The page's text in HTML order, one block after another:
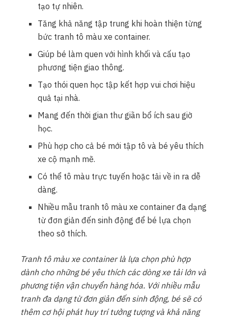
tạo tự nhiên.
Tăng khả năng tập trung khi hoàn thiện từng
bức tranh tô màu xe container.
Giúp bé làm quen với hình khối và cấu tạo
phương tiện giao thông.
Tạo thói quen học tập kết hợp vui chơi hiệu
quả tại nhà.
Mang đến thời gian thư giãn bổ ích sau giờ
học.
Phù hợp cho cả bé mới tập tô và bé yêu thích
xe cộ mạnh mẽ.
Có thể tô màu trực tuyến hoặc tải về in ra dễ
dàng.
Nhiều mẫu tranh tô màu xe container đa dạng
từ đơn giản đến sinh động để bé lựa chọn
theo sở thích.
Tranh tô màu xe container là lựa chọn phù hợp
dành cho những bé yêu thích các dòng xe tải lớn và
phương tiện vận chuyển hàng hóa. Với nhiều mẫu
tranh đa dạng từ đơn giản đến sinh động, bé sẽ có
thêm cơ hội phát huy trí tưởng tượng và khả năng